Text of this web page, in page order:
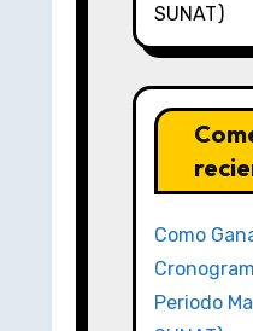
SUNAT)
Como
Periodo